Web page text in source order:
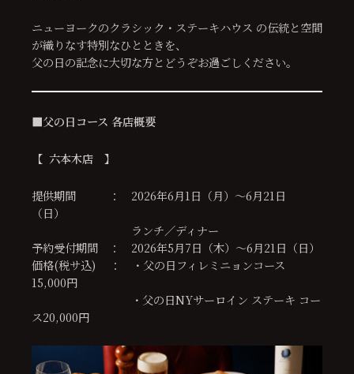
ニューヨークのクラシック・ステーキハウス の伝統と空間
が織りなす特別なひとときを、
父の日の記念に大切な方とどうぞお過ごしください。
■父の日コース 各店概要
【 六本木店 】
提供期間 ： 2026年6月1日（月）〜6月21日
（日）
ランチ／ディナー
予約受付期間 ： 2026年5月7日（木）〜6月21日（日）
価格(税サ込) ： ・父の日フィレミニョンコース
15,000円
・父の日NYサーロイン ステーキ コー
ス20,000円